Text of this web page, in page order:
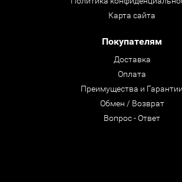
Карта сайта
Покупателям
Доставка
Оплата
Преимущества и Гарантии
Обмен / Возврат
Вопрос - Ответ